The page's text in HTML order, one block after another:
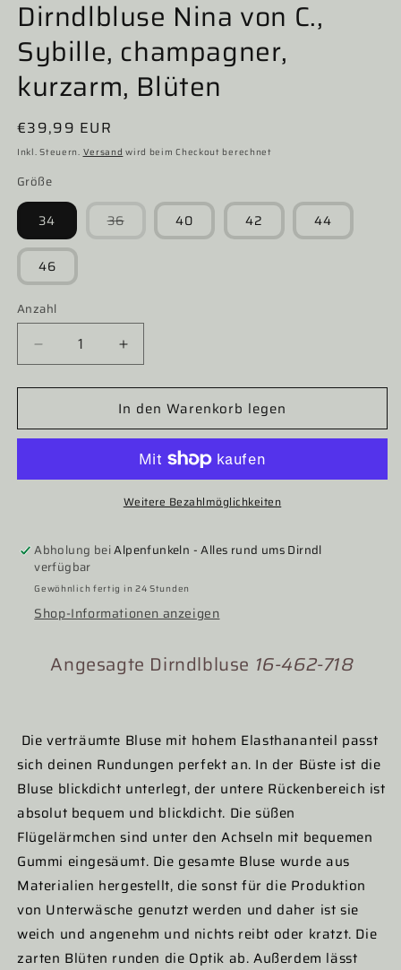
Dirndlbluse Nina von C.,
Sybille, champagner,
kurzarm, Blüten
Normaler
Preis
€39,99 EUR
Inkl. Steuern. Versand wird beim Checkout berechnet
Größe
34 36Variante
ausverkauft
40 42 44
46
Anzahl
Verringere
die
Menge
Dirndlbluse
C.,
Blüten
Erhöhe
die
Menge
für
Dirndlbluse
von
C.,
Sybille,
Blüten
In den Warenkorb legen
Weitere Bezahlmöglichkeiten
Abholung beiAlpenfunkeln - Alles rund ums Dirndl
verfügbar
Gewöhnlich fertig in 24 Stunden
Shop-Informationen anzeigen
Angesagte Dirndlbluse 16-462-718
Die verträumte Bluse mit hohem Elasthananteil passt
sich deinen Rundungen perfekt an. In der Büste ist die
Bluse blickdicht unterlegt, der untere Rückenbereich ist
absolut bequem und blickdicht. Die süßen
Flügelärmchen sind unter den Achseln mit bequemen
Gummi eingesäumt. Die gesamte Bluse wurde aus
Materialien hergestellt, die sonst für die Produktion
von Unterwäsche genutzt werden und daher ist sie
weich und angenehm und nichts reibt oder kratzt. Die
zarten Blüten runden die Optik ab. Außerdem lässt